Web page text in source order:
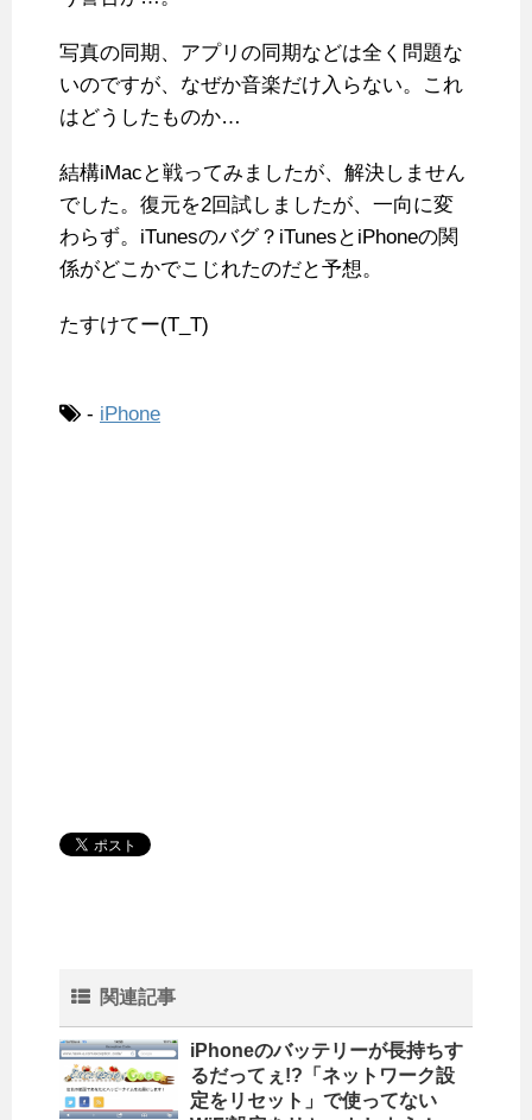
写真の同期、アプリの同期などは全く問題な
いのですが、なぜか音楽だけ入らない。これ
はどうしたものか…
結構iMacと戦ってみましたが、解決しません
でした。復元を2回試しましたが、一向に変
わらず。iTunesのバグ？iTunesとiPhoneの関
係がどこかでこじれたのだと予想。
たすけてー(T_T)
- iPhone
関連記事
iPhoneのバッテリーが長持ちす
るだってぇ!?「ネットワーク設
定をリセット」で使ってない